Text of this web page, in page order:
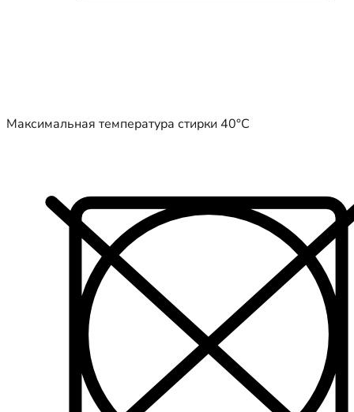
Максимальная температура стирки 40°C